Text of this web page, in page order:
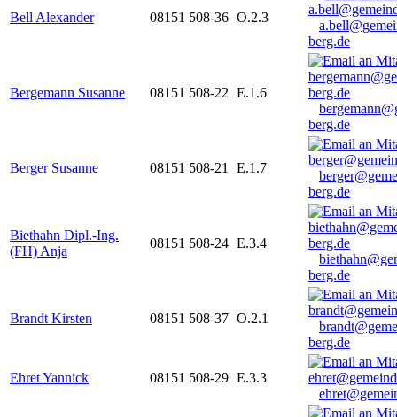
Bell Alexander 08151 508-36 O.2.3
berg.de
Bergemann Susanne 08151 508-22 E.1.6
berg.de
Berger Susanne 08151 508-21 E.1.7
berg.de
Biethahn Dipl.-Ing.
(FH) Anja
08151 508-24 E.3.4
berg.de
Brandt Kirsten 08151 508-37 O.2.1
berg.de
Ehret Yannick 08151 508-29 E.3.3